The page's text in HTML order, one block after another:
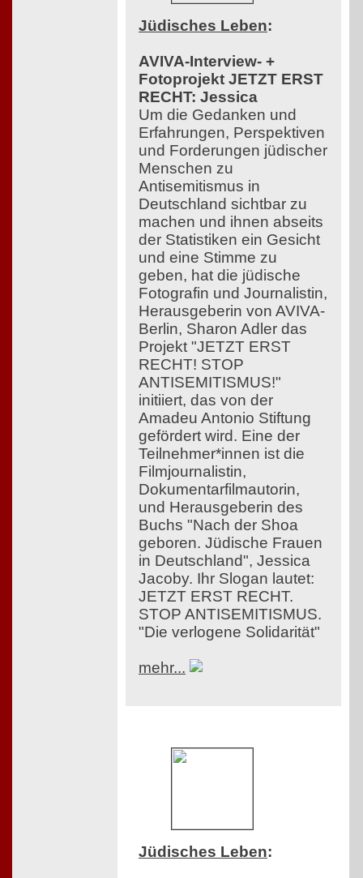
Jüdisches Leben:
AVIVA-Interview- +
Fotoprojekt JETZT ERST
RECHT: Jessica
Um die Gedanken und
Erfahrungen, Perspektiven
und Forderungen jüdischer
Menschen zu
Antisemitismus in
Deutschland sichtbar zu
machen und ihnen abseits
der Statistiken ein Gesicht
und eine Stimme zu
geben, hat die jüdische
Fotografin und Journalistin,
Herausgeberin von AVIVA-
Berlin, Sharon Adler das
Projekt "JETZT ERST
RECHT! STOP
ANTISEMITISMUS!"
initiiert, das von der
Amadeu Antonio Stiftung
gefördert wird. Eine der
Teilnehmer*innen ist die
Filmjournalistin,
Dokumentarfilmautorin,
und Herausgeberin des
Buchs "Nach der Shoa
geboren. Jüdische Frauen
in Deutschland", Jessica
Jacoby. Ihr Slogan lautet:
JETZT ERST RECHT.
STOP ANTISEMITISMUS.
"Die verlogene Solidarität"
mehr...
Jüdisches Leben: